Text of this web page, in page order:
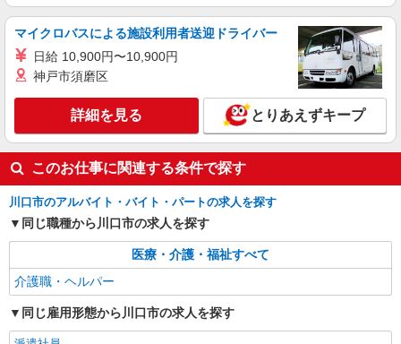
マイクロバスによる施設利用者送迎ドライバー
日給 10,900円〜10,900円
神戸市須磨区
詳細を見る とりあえずキープ
このお仕事に関連する条件で探す
川口市のアルバイト・バイト・パートの求人を探す
同じ職種から川口市の求人を探す
医療・介護・福祉すべて
介護職・ヘルパー
同じ雇用形態から川口市の求人を探す